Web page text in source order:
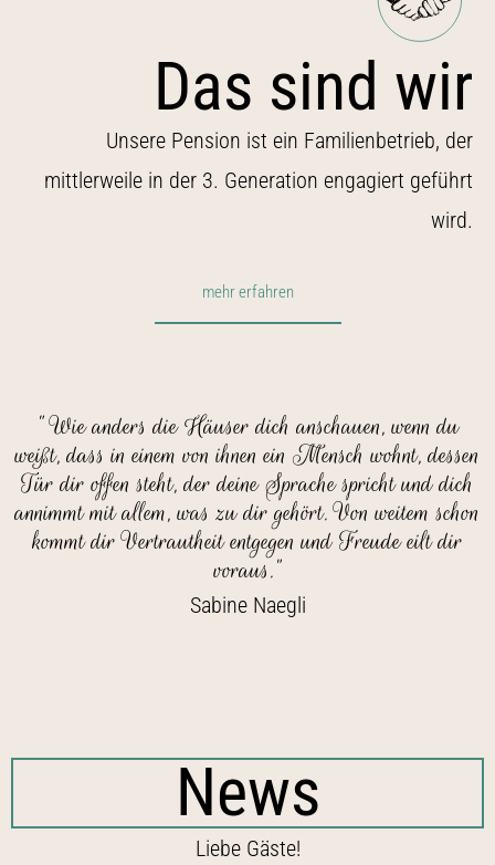
Das sind wir
Unsere Pension ist ein Familienbetrieb, der
mittlerweile in der 3. Generation engagiert geführt
wird.
mehr erfahren
" Wie anders die Häuser dich anschauen, wenn du
weißt, dass in einem von ihnen ein Mensch wohnt, dessen
Tür dir offen steht, der deine Sprache spricht und dich
annimmt mit allem, was zu dir gehört. Von weitem schon
kommt dir Vertrautheit entgegen und Freude eilt dir
voraus."
Sabine Naegli
News
Liebe Gäste!